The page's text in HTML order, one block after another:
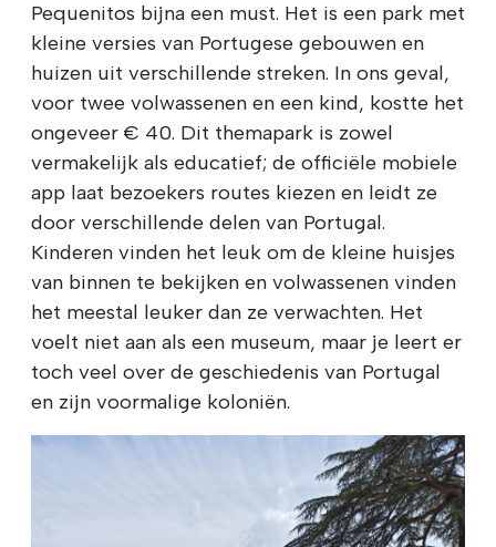
Pequenitos bijna een must. Het is een park met
kleine versies van Portugese gebouwen en
huizen uit verschillende streken. In ons geval,
voor twee volwassenen en een kind, kostte het
ongeveer € 40. Dit themapark is zowel
vermakelijk als educatief; de officiële mobiele
app laat bezoekers routes kiezen en leidt ze
door verschillende delen van Portugal.
Kinderen vinden het leuk om de kleine huisjes
van binnen te bekijken en volwassenen vinden
het meestal leuker dan ze verwachten. Het
voelt niet aan als een museum, maar je leert er
toch veel over de geschiedenis van Portugal
en zijn voormalige koloniën.